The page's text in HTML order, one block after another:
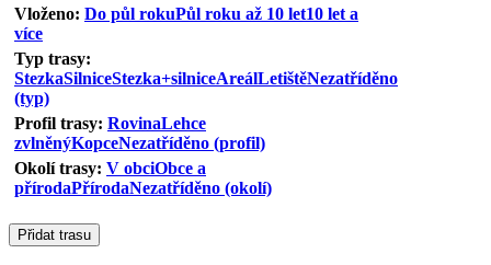
Vloženo: Do půl rokuPůl roku až 10 let10 let a
více
Typ trasy:
StezkaSilniceStezka+silniceAreálLetištěNezatříděno
(typ)
Profil trasy: RovinaLehce
zvlněnýKopceNezatříděno (profil)
Okolí trasy: V obciObce a
přírodaPřírodaNezatříděno (okolí)